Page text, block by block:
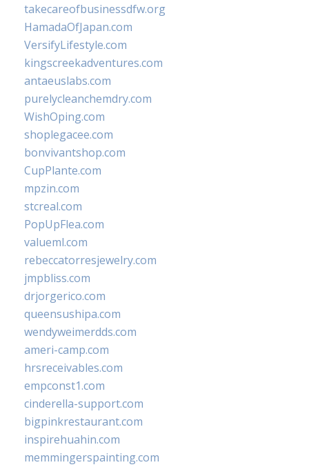
takecareofbusinessdfw.org
HamadaOfJapan.com
VersifyLifestyle.com
kingscreekadventures.com
antaeuslabs.com
purelycleanchemdry.com
WishOping.com
shoplegacee.com
bonvivantshop.com
CupPlante.com
mpzin.com
stcreal.com
PopUpFlea.com
valueml.com
rebeccatorresjewelry.com
jmpbliss.com
drjorgerico.com
queensushipa.com
wendyweimerdds.com
ameri-camp.com
hrsreceivables.com
empconst1.com
cinderella-support.com
bigpinkrestaurant.com
inspirehuahin.com
memmingerspainting.com